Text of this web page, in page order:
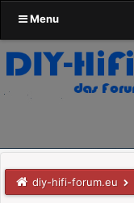
Menu
diy-hifi-forum.eu